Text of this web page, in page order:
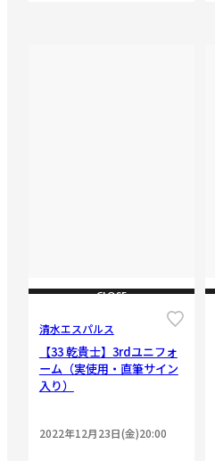
CLOSE
清水エスパルス
【33 乾貴士】3rdユニフォ
ーム（実使用・直筆サイン
入り）
2022年12月23日(金)20:00